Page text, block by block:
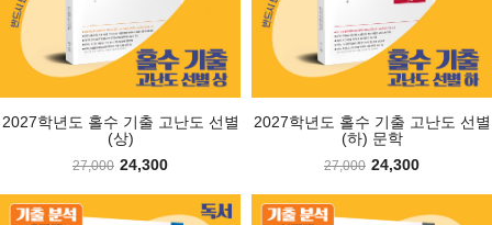
2027학년도 수능 대비 훈련도감 -
E 수특정복 현...
25,000 22,500
2027학년도 수능 대비 훈련도감 -
E 수특정복 고...
20,000 18,000
2027학년도 홀수 기출 고난도 선별
(상)
27,000 24,300
2027학년도 홀수 기출 고난도 선별
(하) 문학
27,000 24,300